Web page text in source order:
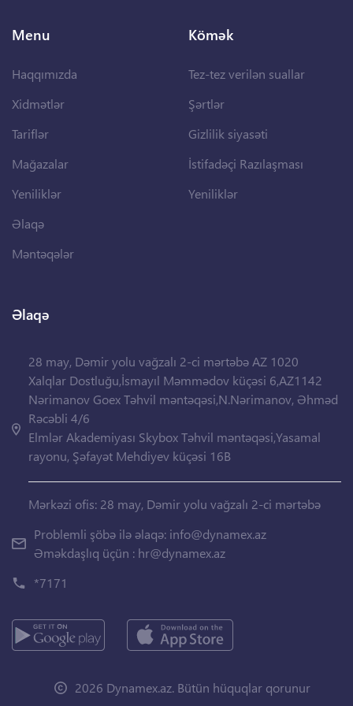
Menu
Haqqımızda
Xidmətlər
Tariflər
Mağazalar
Yeniliklər
Əlaqə
Məntəqələr
Kömək
Tez-tez verilən suallar
Şərtlər
Gizlilik siyasəti
İstifadəçi Razılaşması
Yeniliklər
Əlaqə
28 may, Dəmir yolu vağzalı 2-ci mərtəbə AZ 1020
Xalqlar Dostluğu,İsmayıl Məmmədov küçəsi 6,AZ1142
Nərimanov Goex Təhvil məntəqəsi,N.Nərimanov, Əhməd
Rəcəbli 4/6
Elmlər Akademiyası Skybox Təhvil məntəqəsi,Yasamal
rayonu, Şəfayət Mehdiyev küçəsi 16B
Mərkəzi ofis: 28 may, Dəmir yolu vağzalı 2-ci mərtəbə
Problemli şöbə ilə əlaqə: info@dynamex.az
Əməkdaşlıq üçün : hr@dynamex.az
*7171
2026 Dynamex.az. Bütün hüquqlar qorunur